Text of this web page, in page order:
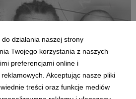
działania naszej strony
Twojego korzystania z naszych
preferencjami online i
Akceptując nasze pliki
treści oraz funkcje mediów